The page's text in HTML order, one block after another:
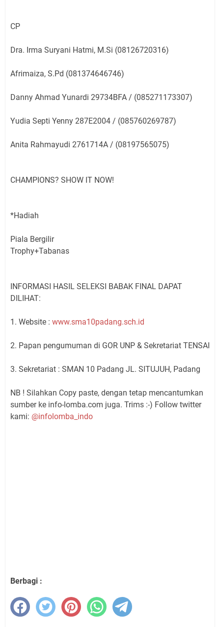
CP
Dra. Irma Suryani Hatmi, M.Si (08126720316)
Afrimaiza, S.Pd (081374646746)
Danny Ahmad Yunardi 29734BFA / (085271173307)
Yudia Septi Yenny 287E2004 / (085760269787)
Anita Rahmayudi 2761714A / (08197565075)
CHAMPIONS? SHOW IT NOW!
*Hadiah
Piala Bergilir
Trophy+Tabanas
INFORMASI HASIL SELEKSI BABAK FINAL DAPAT
DILIHAT:
1. Website : www.sma10padang.sch.id
2. Papan pengumuman di GOR UNP & Sekretariat TENSAI
3. Sekretariat : SMAN 10 Padang JL. SITUJUH, Padang
NB ! Silahkan Copy paste, dengan tetap mencantumkan
sumber ke info-lomba.com juga. Trims :-) Follow twitter
kami: @infolomba_indo
Berbagi :